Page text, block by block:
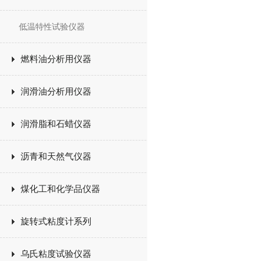
低温特性试验仪器
燃料油分析用仪器
润滑油分析用仪器
润滑脂和石蜡仪器
沥青和天然气仪器
煤化工和化学品仪器
旋转式粘度计系列
乌氏粘度试验仪器